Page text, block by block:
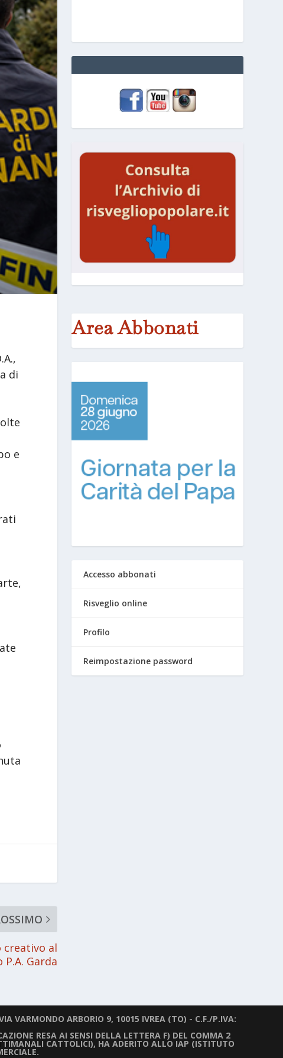
di
e
creativo al
P.A. Garda
Area Abbonati
Accesso abbonati
Risveglio online
Profilo
Reimpostazione password
VARMONDO ARBORIO 9, 10015 IVREA (TO) - C.F./P.IVA:
RESA AI SENSI DELLA LETTERA F) DEL COMMA 2
CATTOLICI), HA ADERITO ALLO IAP (ISTITUTO